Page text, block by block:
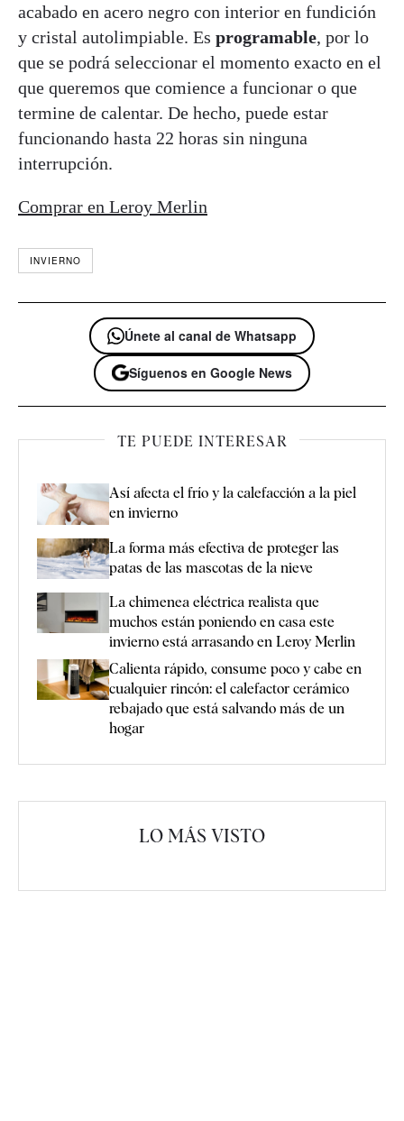
acabado en acero negro con interior en fundición
y cristal autolimpiable. Es programable, por lo
que se podrá seleccionar el momento exacto en el
que queremos que comience a funcionar o que
termine de calentar. De hecho, puede estar
funcionando hasta 22 horas sin ninguna
interrupción.
Comprar en Leroy Merlin
INVIERNO
Únete al canal de Whatsapp
Síguenos en Google News
TE PUEDE INTERESAR
Así afecta el frío y la calefacción a la piel
en invierno
La forma más efectiva de proteger las
patas de las mascotas de la nieve
La chimenea eléctrica realista que
muchos están poniendo en casa este
invierno está arrasando en Leroy Merlin
Calienta rápido, consume poco y cabe en
cualquier rincón: el calefactor cerámico
rebajado que está salvando más de un
hogar
LO MÁS VISTO